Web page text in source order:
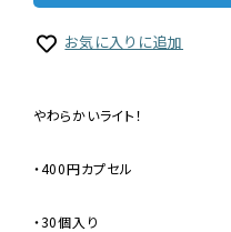
お気に入りに追加
やわらかいライト！
・400円カプセル
・30個入り